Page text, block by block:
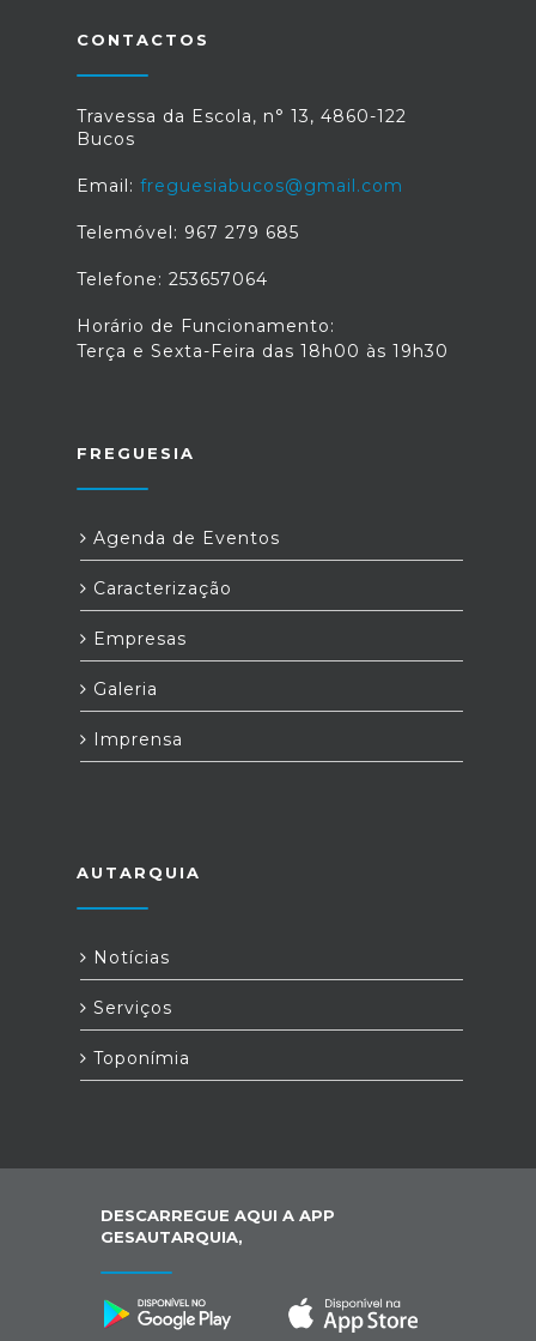
CONTACTOS
Travessa da Escola, n° 13, 4860-122
Bucos
Email: freguesiabucos@gmail.com
Telemóvel: 967 279 685
Telefone: 253657064
Horário de Funcionamento:
Terça e Sexta-Feira das 18h00 às 19h30
FREGUESIA
Agenda de Eventos
Caracterização
Empresas
Galeria
Imprensa
AUTARQUIA
Notícias
Serviços
Toponímia
DESCARREGUE AQUI A APP
GESAUTARQUIA,